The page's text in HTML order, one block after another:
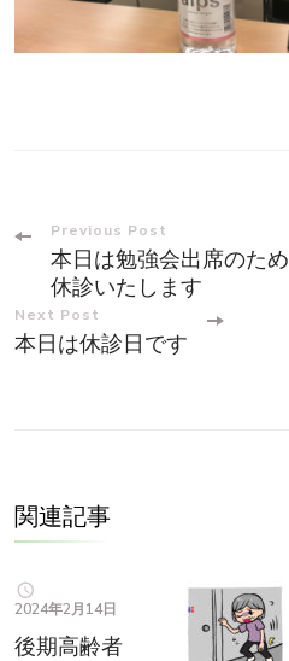
Post
Navigation
Previous Post
本日は勉強会出席のため
休診いたします
Next Post
本日は休診日です
関連記事
2024年2月14日
後期高齢者